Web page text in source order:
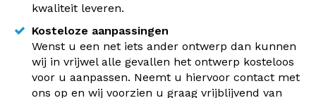
kwaliteit leveren.
Kosteloze aanpassingen
Wenst u een net iets ander ontwerp dan kunnen
wij in vrijwel alle gevallen het ontwerp kosteloos
voor u aanpassen. Neemt u hiervoor contact met
ons op en wij voorzien u graag vrijblijvend van